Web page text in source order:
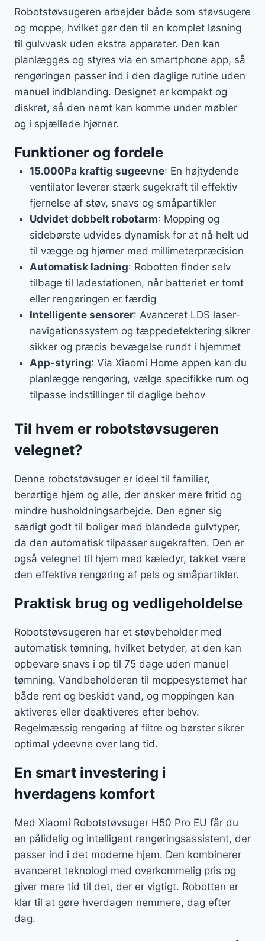
Robotstøvsugeren arbejder både som støvsugere
og moppe, hvilket gør den til en komplet løsning
til gulvvask uden ekstra apparater. Den kan
planlægges og styres via en smartphone app, så
rengøringen passer ind i den daglige rutine uden
manuel indblanding. Designet er kompakt og
diskret, så den nemt kan komme under møbler
og i spjællede hjørner.
Funktioner og fordele
15.000Pa kraftig sugeevne: En højtydende
ventilator leverer stærk sugekraft til effektiv
fjernelse af støv, snavs og småpartikler
Udvidet dobbelt robotarm: Mopping og
sidebørste udvides dynamisk for at nå helt ud
til vægge og hjørner med millimeterpræcision
Automatisk ladning: Robotten finder selv
tilbage til ladestationen, når batteriet er tomt
eller rengøringen er færdig
Intelligente sensorer: Avanceret LDS laser-
navigationssystem og tæppedetektering sikrer
sikker og præcis bevægelse rundt i hjemmet
App-styring: Via Xiaomi Home appen kan du
planlægge rengøring, vælge specifikke rum og
tilpasse indstillinger til daglige behov
Til hvem er robotstøvsugeren
velegnet?
Denne robotstøvsuger er ideel til familier,
berørtige hjem og alle, der ønsker mere fritid og
mindre husholdningsarbejde. Den egner sig
særligt godt til boliger med blandede gulvtyper,
da den automatisk tilpasser sugekraften. Den er
også velegnet til hjem med kæledyr, takket være
den effektive rengøring af pels og småpartikler.
Praktisk brug og vedligeholdelse
Robotstøvsugeren har et støvbeholder med
automatisk tømning, hvilket betyder, at den kan
opbevare snavs i op til 75 dage uden manuel
tømning. Vandbeholderen til moppesystemet har
både rent og beskidt vand, og moppingen kan
aktiveres eller deaktiveres efter behov.
Regelmæssig rengøring af filtre og børster sikrer
optimal ydeevne over lang tid.
En smart investering i
hverdagens komfort
Med Xiaomi Robotstøvsuger H50 Pro EU får du
en pålidelig og intelligent rengøringsassistent, der
passer ind i det moderne hjem. Den kombinerer
avanceret teknologi med overkommelig pris og
giver mere tid til det, der er vigtigt. Robotten er
klar til at gøre hverdagen nemmere, dag efter
dag.